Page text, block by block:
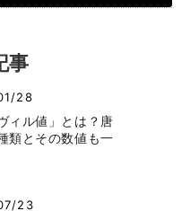
事
28
ィル値」とは？唐
類とその数値も一
23